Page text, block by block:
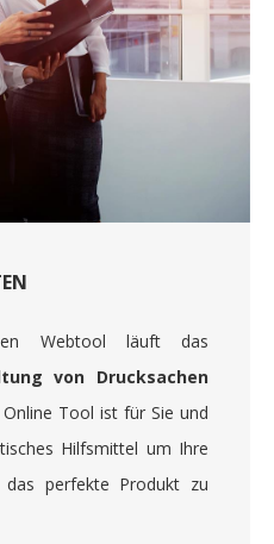
Webtool läuft das
von Drucksachen
Online Tool ist für Sie und
Hilfsmittel um Ihre
perfekte Produkt zu